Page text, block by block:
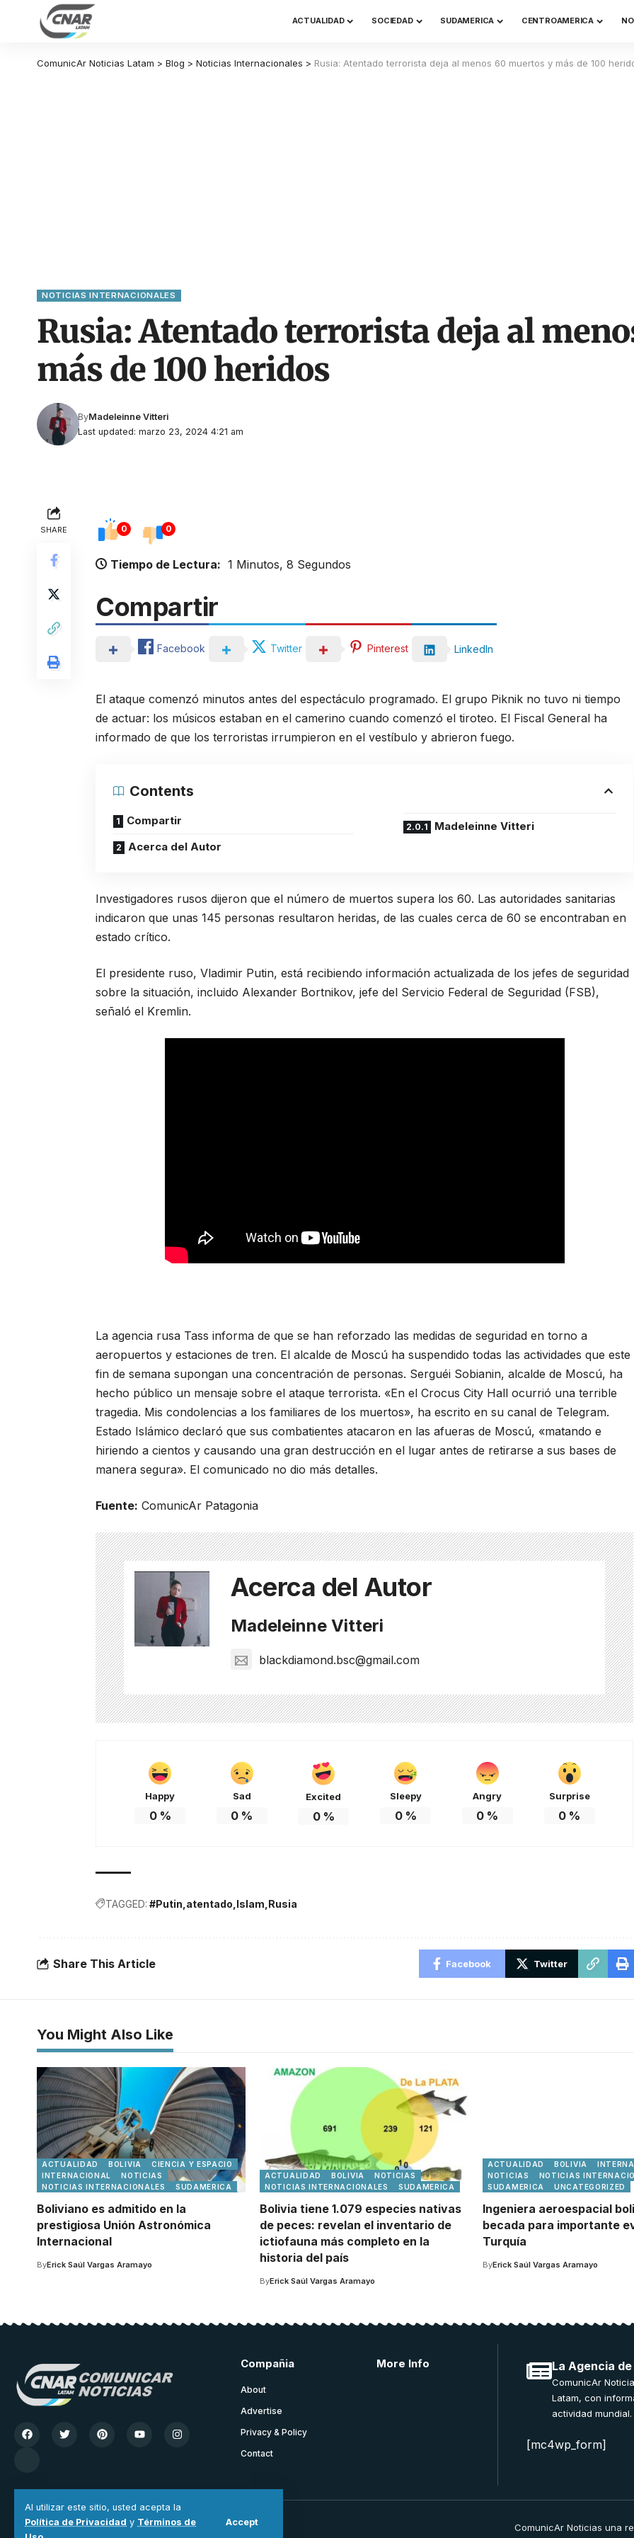
Al utilizar este sitio, usted acepta la
Política de Privacidad y Términos de
Accept
ACTUALIDAD SOCIEDAD SUDAMERICA CENTROAMERICA
ComunicAr Noticias Latam > Blog > Noticias Internacionales > Rusia: Atentado terrorista deja al menos 60 muertos y más de 100
NOTICIAS INTERNACIONALES
Rusia: Atentado terrorista deja al
más de 100 heridos
Last updated: marzo 23, 2024 4:21 am
ByMadeleinne Vitteri
SHARE 0 0
Tiempo de Lectura: 1 Minutos, 8 Segundos
Compartir
Facebook Twitter Pinterest LinkedIn
El ataque comenzó minutos antes del espectáculo programado. El grupo Piknik no tuvo ni tiempo
de actuar: los músicos estaban en el camerino cuando comenzó el tiroteo. El Fiscal General ha
informado de que los terroristas irrumpieron en el vestíbulo y abrieron fuego.
Contents
Compartir
Acerca del Autor
Madeleinne Vitteri
Investigadores rusos dijeron que el número de muertos supera los 60. Las autoridades sanitarias
indicaron que unas 145 personas resultaron heridas, de las cuales cerca de 60 se encontraban en
estado crítico.
El presidente ruso, Vladimir Putin, está recibiendo información actualizada de los jefes de seguridad
sobre la situación, incluido Alexander Bortnikov, jefe del Servicio Federal de Seguridad (FSB),
señaló el Kremlin.
La agencia rusa Tass informa de que se han reforzado las medidas de seguridad en torno a
aeropuertos y estaciones de tren. El alcalde de Moscú ha suspendido todas las actividades que este
fin de semana supongan una concentración de personas. Serguéi Sobianin, alcalde de Moscú, ha
hecho público un mensaje sobre el ataque terrorista. «En el Crocus City Hall ocurrió una terrible
tragedia. Mis condolencias a los familiares de los muertos», ha escrito en su canal de Telegram.
Estado Islámico declaró que sus combatientes atacaron en las afueras de Moscú, «matando e
hiriendo a cientos y causando una gran destrucción en el lugar antes de retirarse a sus bases de
manera segura». El comunicado no dio más detalles.
Fuente: ComunicAr Patagonia
Acerca del Autor
Madeleinne Vitteri
blackdiamond.bsc@gmail.com
Happy
0%
Sad
0 %
Excited
0%
Sleepy
0%
Angry
0 %
Surprise
0 %
TAGGED: #Putin atentado Islam Rusia
Share This Article Facebook Twitter
You Might Also Like
ACTUALIDAD BOLIVIA
CIENCIA Y ESPACIO
INTERNACIONAL
NOTICIAS
NOTICIAS INTERNACIONALES
SUDAMERICA
Boliviano es admitido en la
prestigiosa Unión Astronómica
Internacional
ByErick Saúl Vargas Aramayo
ACTUALIDAD BOLIVIA
NOTICIAS
NOTICIAS INTERNACIONALES
SUDAMERICA
Bolivia tiene 1.079 especies nativas
de peces: revelan el inventario de
ictiofauna más completo en la
historia del país
ByErick Saúl Vargas Aramayo
ACTUALIDAD BOLIVIA
NOTICIAS
NOTICIAS
SUDAMERICA
UNCATEGORIZED
Ingeniera aeroespacial
becada para importante
Turquía
ByErick Saúl Vargas Aramayo
Compañia
About
Advertise
Privacy & Policy
Contact
More Info La Agencia
ComunicAr
Latam, con
actividad mundial.
[mc4wp_form]
Nuestra Comunidad ComunicAr Noticias una